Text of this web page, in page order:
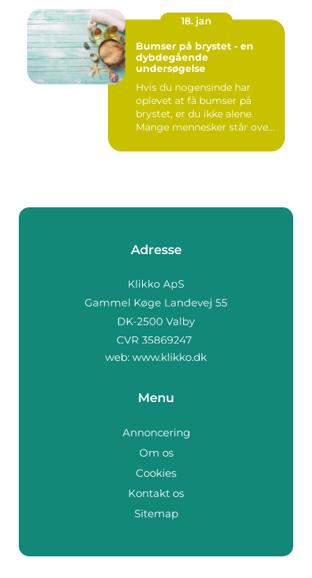
18. jan
Bumser på brystet - en
dybdegående
undersøgelse
Hvis du nogensinde har
oplevet at få bumser på
brystet, er du ikke alene.
Mange mennesker står over
Adresse
web: www.klikko.dk
Menu
Annoncering
Om os
Cookies
Kontakt os
Sitemap